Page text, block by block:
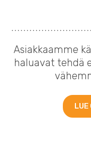
Asiakkaamme
haluavat tehdä
LUE